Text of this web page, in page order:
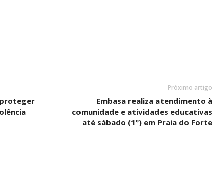
Próximo artigo
Embasa realiza atendimento à
comunidade e atividades educativas
até sábado (1º) em Praia do Forte